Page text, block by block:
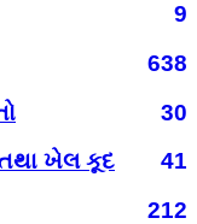
9
638
30
ખેલ કૂદ
41
212